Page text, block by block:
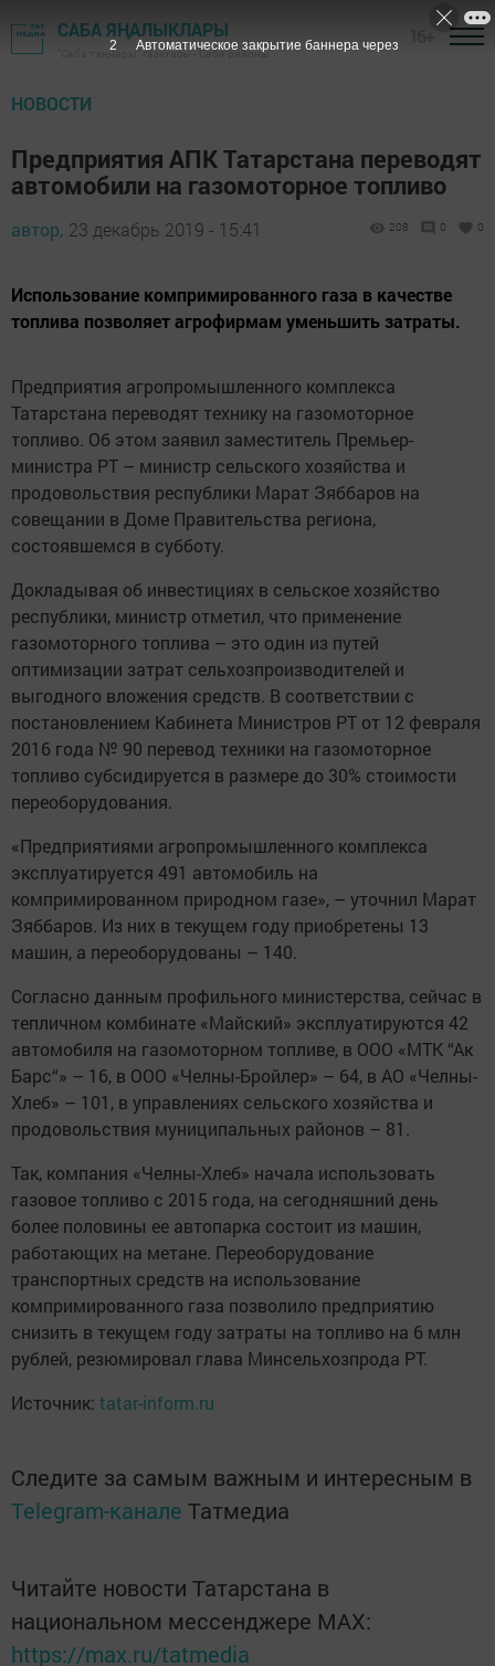
САБА ЯҢАЛЫКЛАРЫ
"Саба таңнары" газетасы - Саба районы
НОВОСТИ
Предприятия АПК Татарстана переводят
автомобили на газомоторное топливо
автор, 23 декабрь 2019 - 15:41 208 0 0
Использование компримированного газа в качестве
топлива позволяет агрофирмам уменьшить затраты.
Предприятия агропромышленного комплекса
Татарстана переводят технику на газомоторное
топливо. Об этом заявил заместитель Премьер-
министра РТ – министр сельского хозяйства и
продовольствия республики Марат Зяббаров на
совещании в Доме Правительства региона,
состоявшемся в субботу.
Докладывая об инвестициях в сельское хозяйство
республики, министр отметил, что применение
газомоторного топлива – это один из путей
оптимизации затрат сельхозпроизводителей и
выгодного вложения средств. В соответствии с
постановлением Кабинета Министров РТ от 12 февраля
2016 года № 90 перевод техники на газомоторное
топливо субсидируется в размере до 30% стоимости
переоборудования.
«Предприятиями агропромышленного комплекса
эксплуатируется 491 автомобиль на
компримированном природном газе», – уточнил Марат
Зяббаров. Из них в текущем году приобретены 13
машин, а переоборудованы – 140.
Согласно данным профильного министерства, сейчас в
тепличном комбинате «Майский» эксплуатируются 42
автомобиля на газомоторном топливе, в ООО «МТК “Ак
Барс“» – 16, в ООО «Челны-Бройлер» – 64, в АО «Челны-
Хлеб» – 101, в управлениях сельского хозяйства и
продовольствия муниципальных районов – 81.
Так, компания «Челны-Хлеб» начала использовать
газовое топливо с 2015 года, на сегодняшний день
более половины ее автопарка состоит из машин,
работающих на метане. Переоборудование
транспортных средств на использование
компримированного газа позволило предприятию
снизить в текущем году затраты на топливо на 6 млн
рублей, резюмировал глава Минсельхозпрода РТ.
Источник: tatar-inform.ru
Следите за самым важным и интересным в
Telegram-канале Татмедиа
Читайте новости Татарстана в
национальном мессенджере MАХ:
https://max.ru/tatmedia
1 Автоматическое закрытие баннера через